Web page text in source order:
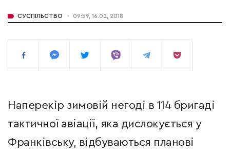
СУСПІЛЬСТВО 09:59, 16.02, 2018
Наперекір зимовій негоді в 114 бригаді
тактичної авіації, яка дислокується у
Франківську, відбуваються планові